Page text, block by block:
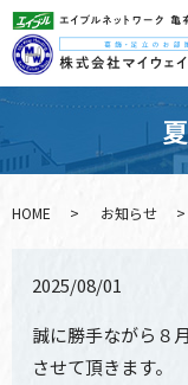
HOME お知らせ
2025/08/01
誠に勝手ながら８
させて頂きます。